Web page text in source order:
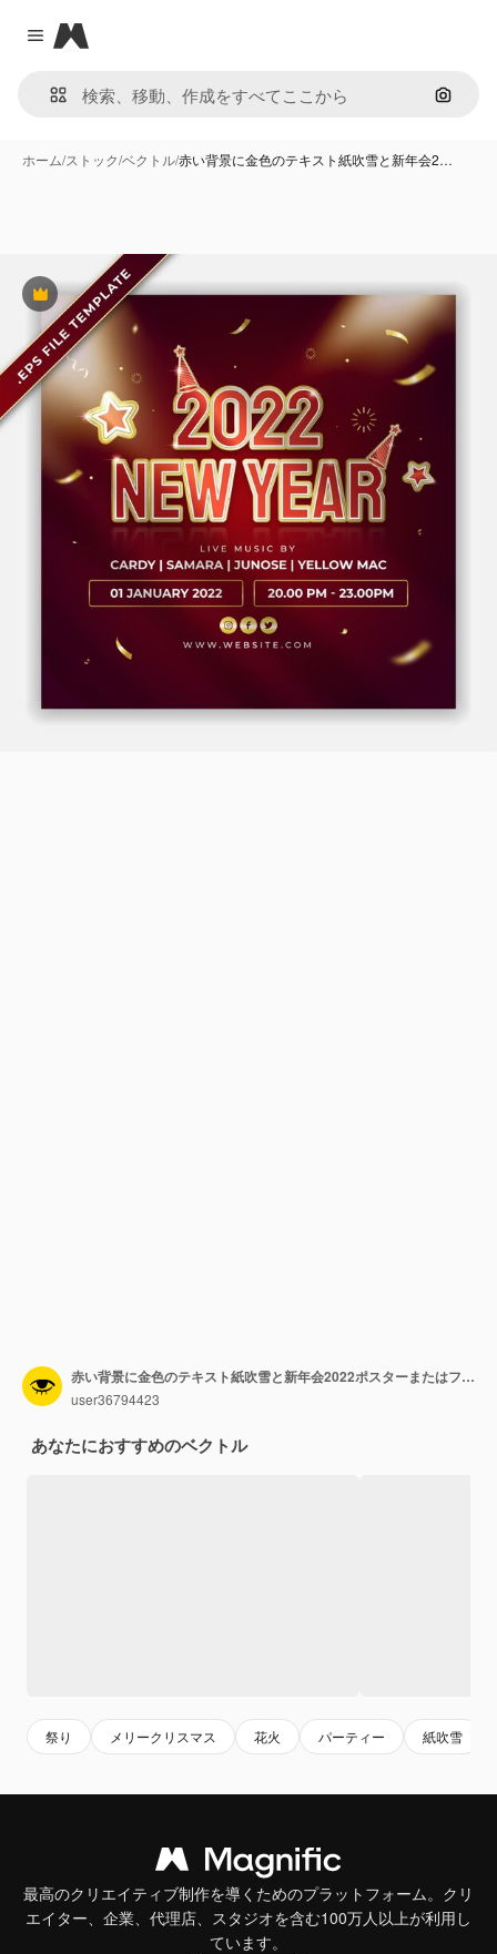
Close menu
Magnific
画像で
ホーム/ストック/ベクトル/赤い背景に金色のテキスト紙吹雪と新年会2…
Premium
赤い背景に金色のテキスト紙吹雪と新年会2022ポスターまたはフィードバナーカバー
user36794423
あなたにおすすめのベクトル
祭り メリークリスマス 花火 パーティー 紙吹雪
最高のクリエイティブ制作を導くためのプラットフォーム。クリ
エイター、企業、代理店、スタジオを含む100万人以上が利用し
ています。